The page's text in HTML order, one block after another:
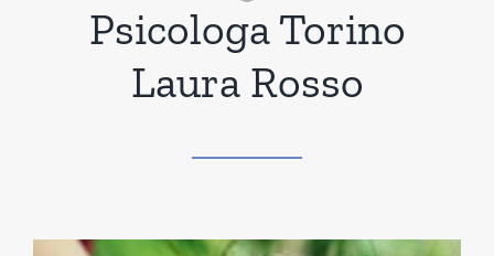
Psicologa Torino
Laura Rosso